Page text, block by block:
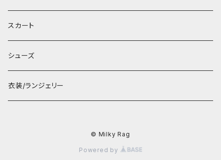
スカート
シューズ
衣装/ランジェリー
© Milky Rag
Powered by